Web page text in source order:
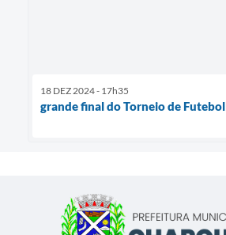
18 DEZ 2024 - 17h35
grande final do Torneio de Futebol